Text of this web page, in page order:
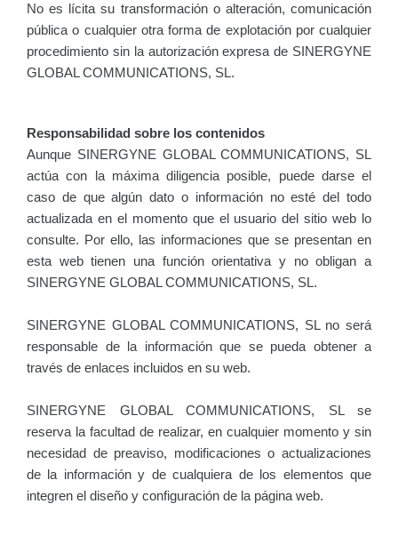
No es lícita su transformación o alteración, comunicación
pública o cualquier otra forma de explotación por cualquier
procedimiento sin la autorización expresa de SINERGYNE
GLOBAL COMMUNICATIONS, SL.
Responsabilidad sobre los contenidos
Aunque SINERGYNE GLOBAL COMMUNICATIONS, SL
actúa con la máxima diligencia posible, puede darse el
caso de que algún dato o información no esté del todo
actualizada en el momento que el usuario del sitio web lo
consulte. Por ello, las informaciones que se presentan en
esta web tienen una función orientativa y no obligan a
SINERGYNE GLOBAL COMMUNICATIONS, SL.
SINERGYNE GLOBAL COMMUNICATIONS, SL no será
responsable de la información que se pueda obtener a
través de enlaces incluidos en su web.
SINERGYNE GLOBAL COMMUNICATIONS, SL se
reserva la facultad de realizar, en cualquier momento y sin
necesidad de preaviso, modificaciones o actualizaciones
de la información y de cualquiera de los elementos que
integren el diseño y configuración de la página web.